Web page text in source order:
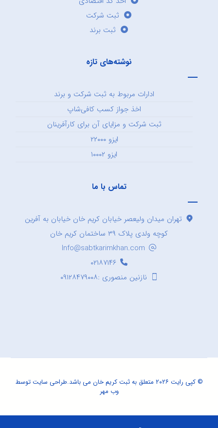
ثبت شرکت
ثبت برند
نوشته‌های تازه
ادارات مربوط به ثبت شرکت و برند
اخذ جواز کسب کافی‌شاپ
ثبت شرکت و مزایای آن برای کارآفرینان
ایزو ۲۲۰۰۰
ایزو ۱۰۰۰۲
تماس با ما
تهران میدان ولیعصر خیابان کریم خان خیابان به آفرین
کوچه ولدی پلاک ۳۹ ساختمان کریم خان
Info@sabtkarimkhan.com
۰۲۱۸۷۱۴۶
نازنین منصوری :۰۹۱۲۸۴۷۹۰۰۸
© کپی رایت ۲۰۲۶ متعلق به ثبت کریم خان می باشد. طراحی سایتتوسط
وب مهر